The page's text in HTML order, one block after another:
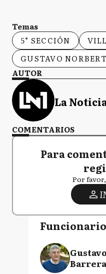
Temas
5° SECCIÓN
GUSTAVO
AUTOR
La
COMENTARIOS
Para
Por
Barrera